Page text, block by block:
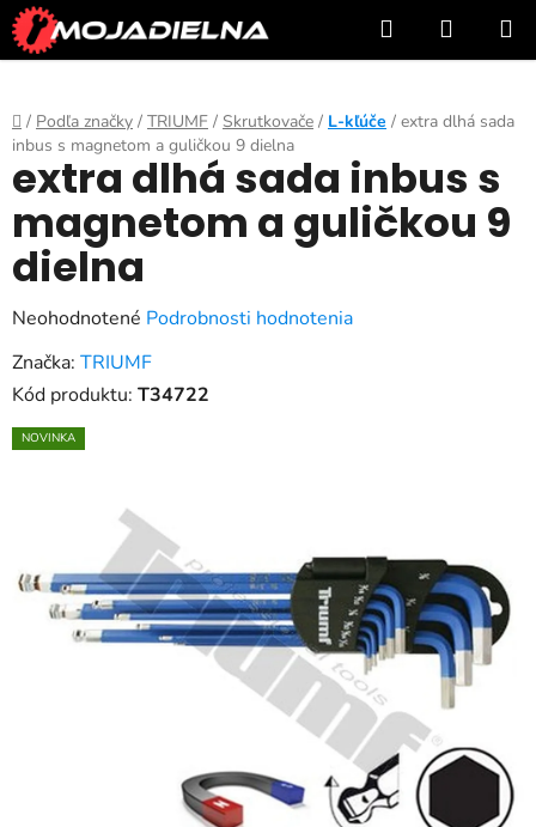
Prejsť
na
obsah
Hľadať
KOŠÍK
Domov
/ Podľa značky / TRIUMF / Skrutkovače / L-kľúče / extra dlhá sada
inbus s magnetom a guličkou 9 dielna
extra dlhá sada inbus s
magnetom a guličkou 9
dielna
Priemerné
hodnotenie
produktu
0,0
Neohodnotené Podrobnosti hodnotenia
Značka: TRIUMF
Kód produktu: T34722
NOVINKA